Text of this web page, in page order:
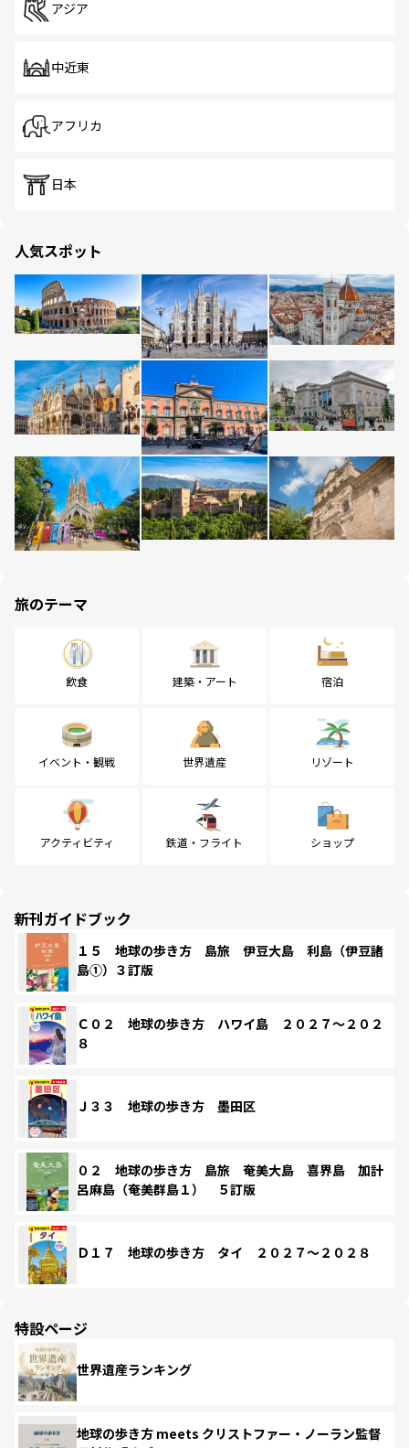
アジア
中近東
アフリカ
日本
人気スポット
旅のテーマ
飲食 建築・アート 宿泊
イベント・観戦 世界遺産 リゾート
アクティビティ 鉄道・フライト ショップ
新刊ガイドブック
１５ 地球の歩き方 島旅 伊豆大島 利島（伊豆諸
島①）３訂版
Ｃ０２ 地球の歩き方 ハワイ島 ２０２７～２０２
８
Ｊ３３ 地球の歩き方 墨田区
０２ 地球の歩き方 島旅 奄美大島 喜界島 加計
呂麻島（奄美群島１） ５訂版
Ｄ１７ 地球の歩き方 タイ ２０２７～２０２８
特設ページ
世界遺産ランキング
地球の歩き方 meets クリストファー・ノーラン監督